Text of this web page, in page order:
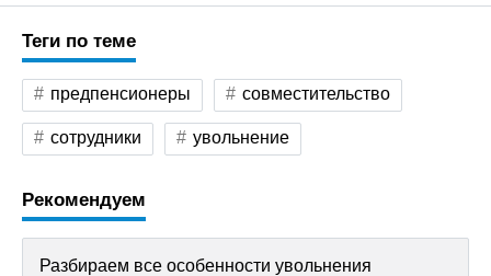
Теги по теме
предпенсионеры совместительство
сотрудники увольнение
Рекомендуем
Разбираем все особенности увольнения